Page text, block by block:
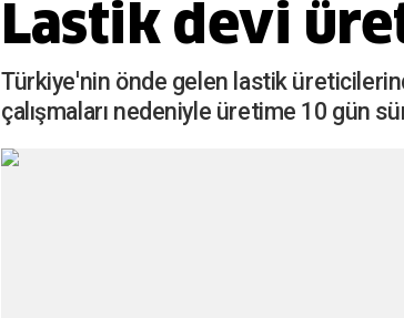
Lastik devi
Türkiye'nin önde gelen lastik
çalışmaları nedeniyle üretime 10 gün